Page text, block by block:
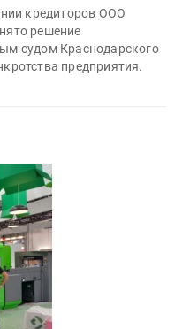
кредиторов ООО
решение
судом Краснодарского
предприятия.